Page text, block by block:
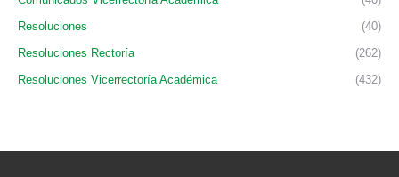
Resoluciones
(40)
Resoluciones Rectoría
(262)
Resoluciones Vicerrectoría Académica
(432)